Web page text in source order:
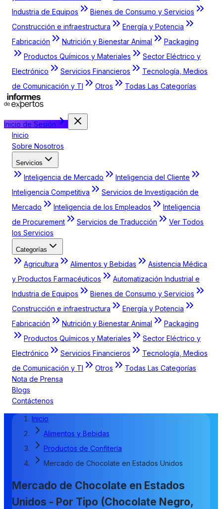
Industria de Equipos
Bienes de Consumo y Servicios
Construcción e infraestructura
Energía y Potencia
Fabricación
Nutrición y Bienestar Animal
Packaging
Productos Químicos y Materiales
Sector Eléctrico y
Electrónico
Servicios Financieros
Tecnología, Medios
de Comunicación y TI
Otros Todas Las Categorías
Inicio de Sesión
Inicio
Sobre Nosotros
Servicios
Inteligencia de Mercado
Inteligencia del Cliente
Inteligencia Competitiva
Servicios de Investigación de
Mercado
Inteligencia de los Empleados
Inteligencia
de Procurement
Servicios de Traducción
Ver Todos
los Servicios
Categorías
Agricultura Alimentos y Bebidas
Asistencia Médica
y Productos Farmacéuticos
Automatización Industrial e
Industria de Equipos
Bienes de Consumo y Servicios
Construcción e infraestructura
Energía y Potencia
Fabricación
Nutrición y Bienestar Animal
Packaging
Productos Químicos y Materiales
Sector Eléctrico y
Electrónico
Servicios Financieros
Tecnología, Medios
de Comunicación y TI
Otros
Todas Las Categorías
Nota de Prensa
Blogs
Contáctenos
Inicio
Alimentos y Bebidas
Productos de Confitería
Mercado de Chocolate en Estados Unidos
Mercado de Chocolate en Estados
Unidos - Por Tipo (Chocolate Negro,